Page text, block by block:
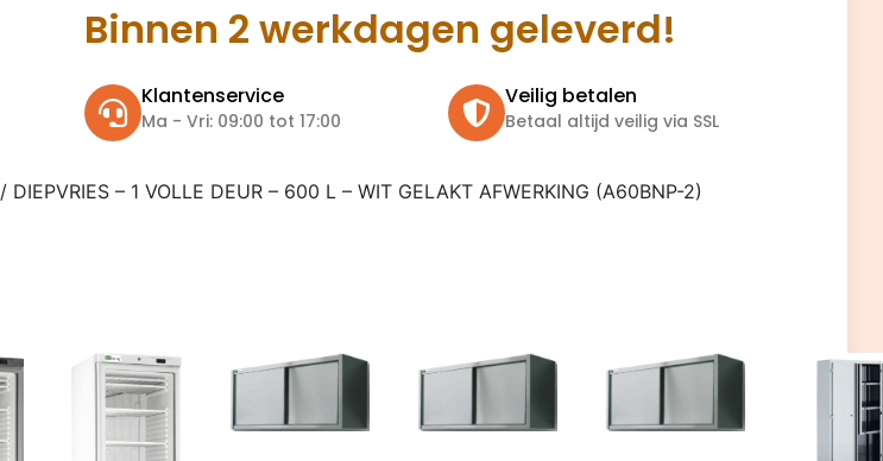
Binnen 2 werkdagen geleverd!
Klantenservice
Ma - Vri: 09:00 tot 17:00
Veilig betalen
Betaal altijd veilig via SSL
/ DIEPVRIES – 1 VOLLE DEUR – 600 L – WIT GELAKT AFWERKING (A60BNP-2)